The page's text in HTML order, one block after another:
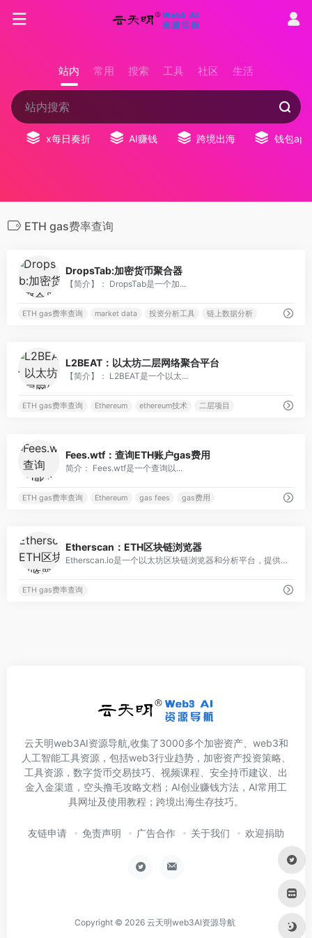
站内 常用 搜索 工具 社区 生活
x每日奏折 AI赚钱 跨境出海 钱包app
ETH gas费率查询
DropsTab:加密货币聚合器
【简介】： DropsTab是一个加...
ETH gas费率查询 market data 投资分析工具 链上数据分析
L2BEAT：以太坊二层网络聚合平台
【简介】： L2BEAT是一个以太...
ETH gas费率查询 Ethereum ethereum技术 二层项目
Fees.wtf：查询ETH账户gas费用
简介： Fees.wtf是一个查询以...
ETH gas费率查询 Ethereum gas fees gas费用
Etherscan：ETH区块链浏览器
Etherscan.io是一个以太坊区块链浏览器和分析平台，提供全面的以太坊区块、交易和智能合约数据。
ETH gas费率查询
云天明web3AI资源导航,收集了3000多个加密资产、web3和
人工智能工具资源，包括web3行业趋势，加密资产投资策略、
工具资源，数字货币交易技巧、视频课程、安全持币建议、出
金入金渠道，空头撸毛攻略文档；AI创业赚钱方法，AI常用工
具网址及使用教程；跨境出海生存技巧。
友链申请 免责声明 广告合作 关于我们 欢迎捐助
Copyright © 2026 云天明web3AI资源导航